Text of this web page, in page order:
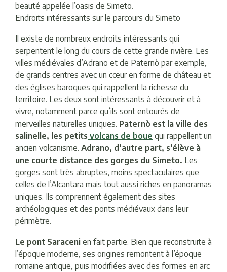
beauté appelée l’oasis de Simeto.
Endroits intéressants sur le parcours du Simeto
Il existe de nombreux endroits intéressants qui
serpentent le long du cours de cette grande rivière. Les
villes médiévales d’Adrano et de Paternò par exemple,
de grands centres avec un cœur en forme de château et
des églises baroques qui rappellent la richesse du
territoire. Les deux sont intéressants à découvrir et à
vivre, notamment parce qu’ils sont entourés de
merveilles naturelles uniques. Paternò est la ville des
salinelle, les petits volcans de boue qui rappellent un
ancien volcanisme. Adrano, d’autre part, s’élève à
une courte distance des gorges du Simeto. Les
gorges sont très abruptes, moins spectaculaires que
celles de l’Alcantara mais tout aussi riches en panoramas
uniques. Ils comprennent également des sites
archéologiques et des ponts médiévaux dans leur
périmètre.
Le pont Saraceni en fait partie. Bien que reconstruite à
l’époque moderne, ses origines remontent à l’époque
romaine antique, puis modifiées avec des formes en arc